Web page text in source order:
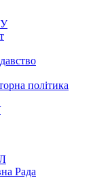
політика
Рада